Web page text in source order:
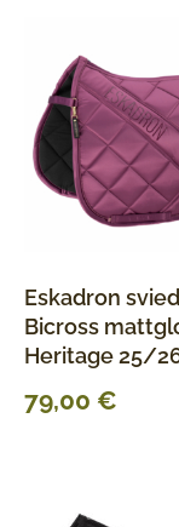
Eskadron
Bicross
Heritage 25/
79,00 €